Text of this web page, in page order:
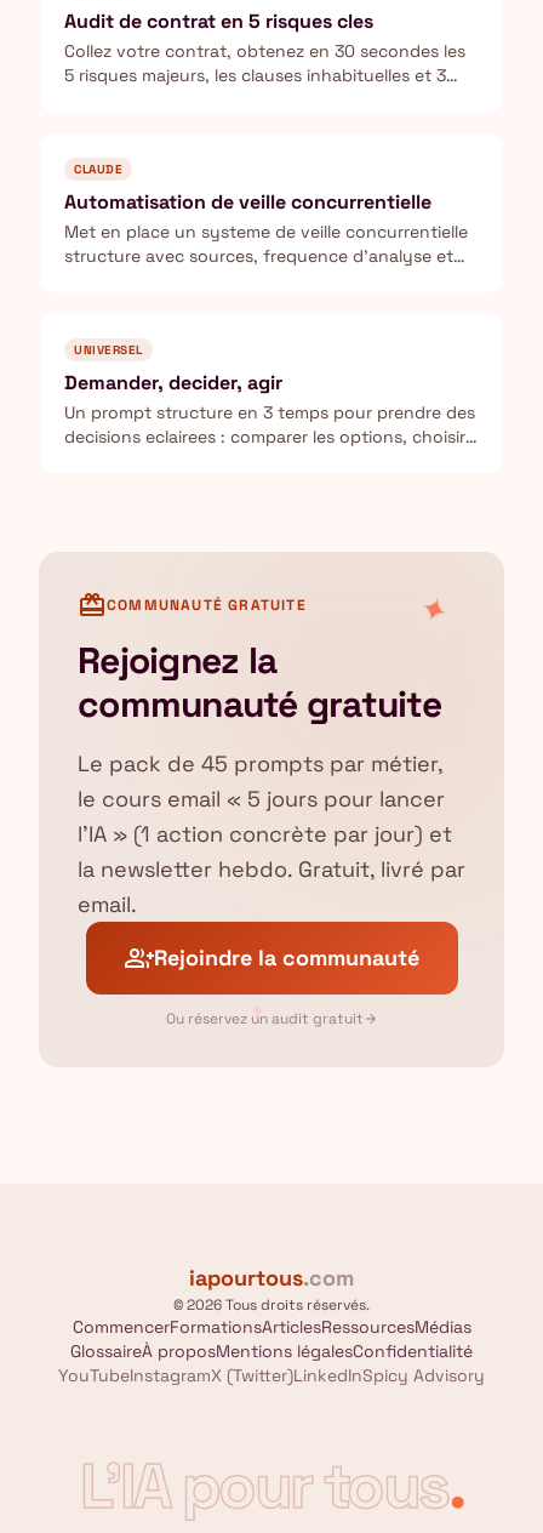
Audit de contrat en 5 risques cles
Collez votre contrat, obtenez en 30 secondes les
5 risques majeurs, les clauses inhabituelles et 3
CLAUDE
Automatisation de veille concurrentielle
Met en place un systeme de veille concurrentielle
structure avec sources, frequence d'analyse et
UNIVERSEL
Demander, decider, agir
Un prompt structure en 3 temps pour prendre des
decisions eclairees : comparer les options, choisir
✦
✦
card_giftcardCOMMUNAUTÉ GRATUITE
Rejoignez la
communauté gratuite
Le pack de 45 prompts par métier,
le cours email « 5 jours pour lancer
l'IA » (1 action concrète par jour) et
la newsletter hebdo. Gratuit, livré par
email.
group_addRejoindre la communauté
Ou réservez un audit gratuit arrow_forward
iapourtous.com
© 2026 Tous droits réservés.
CommencerFormationsArticlesRessourcesMédias
GlossaireÀ proposMentions légalesConfidentialité
YouTubeInstagramX (Twitter)LinkedInSpicy Advisory
L'IA pour tous.